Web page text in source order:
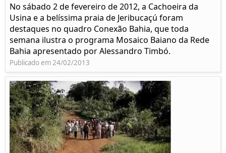
No sábado 2 de fevereiro de 2012, a Cachoeira da
Usina e a belíssima praia de Jeribucaçú foram
destaques no quadro Conexão Bahia, que toda
semana ilustra o programa Mosaico Baiano da Rede
Bahia apresentado por Alessandro Timbó.
Publicado em 24/02/2013